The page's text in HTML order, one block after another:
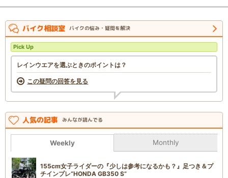
バイク相談室 バイクの悩み・疑問を解決
Pick Up
レインウエアを選ぶときのポイントは？
この疑問の回答を見る
人気の記事 みんなが読んでる
Weekly Monthly
155cm女子ライダーの『少しは参考になるかも？』足つき＆プ
チインプレ“HONDA GB350 S”